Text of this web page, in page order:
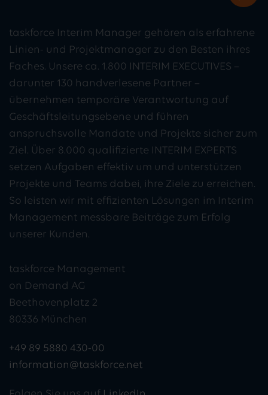
taskforce Interim Manager gehören als erfahrene
Linien- und Projektmanager zu den Besten ihres
Faches. Unsere ca. 1.800 INTERIM EXECUTIVES –
darunter 130 handverlesene Partner –
übernehmen temporäre Verantwortung auf
Geschäftsleitungsebene und führen
anspruchsvolle Mandate und Projekte sicher zum
Ziel. Über 8.000 qualifizierte INTERIM EXPERTS
setzen Aufgaben effektiv um und unterstützen
Projekte und Teams dabei, ihre Ziele zu erreichen.
So leisten wir mit effizienten Lösungen im Interim
Management messbare Beiträge zum Erfolg
unserer Kunden.
taskforce Management
on Demand AG
Beethovenplatz 2
80336 München
+49 89 5880 430-00
information@taskforce.net